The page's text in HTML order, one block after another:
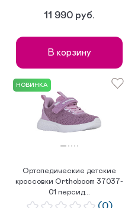
11 990 руб.
В корзину
НОВИНКА
Ортопедические детские
кроссовки Orthoboom 37037-
01 персид...